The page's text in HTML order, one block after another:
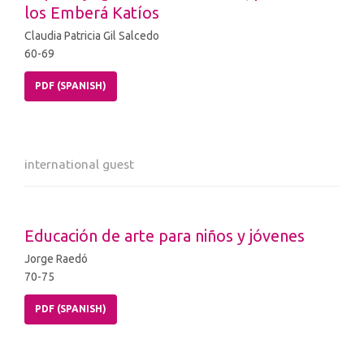
los Emberá Katíos
Claudia Patricia Gil Salcedo
60-69
PDF (SPANISH)
international guest
Educación de arte para niños y jóvenes
Jorge Raedó
70-75
PDF (SPANISH)